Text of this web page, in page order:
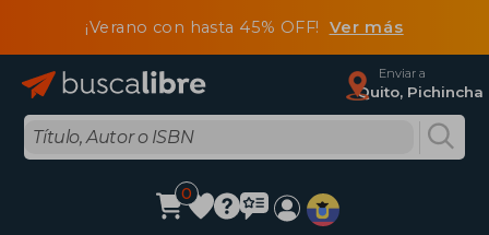
¡Verano con hasta 45% OFF! Ver más
Enviar a
Quito, Pichincha
0